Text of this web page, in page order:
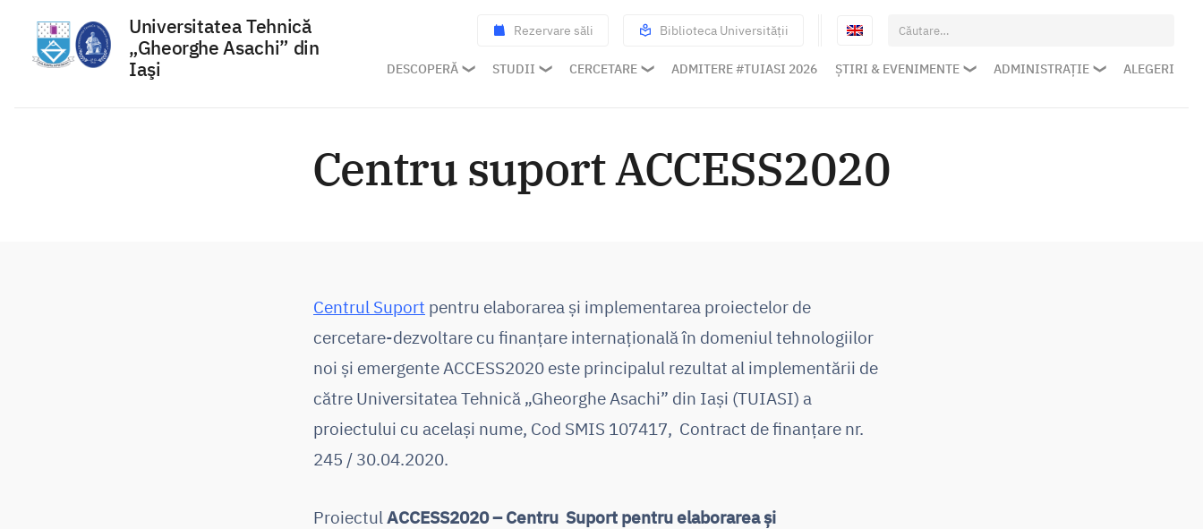
Universitatea Tehnică
„Gheorghe Asachi” din
Iaşi
Rezervare săli Biblioteca Universității
Caută
după:
DESCOPERĂ STUDII CERCETARE ADMITERE #TUIASI 2026 ȘTIRI & EVENIMENTE ADMINISTRAȚIE ALEGERI
Centru suport ACCESS2020
Centrul Suport pentru elaborarea și implementarea proiectelor de
cercetare-dezvoltare cu finanțare internațională în domeniul tehnologiilor
noi și emergente ACCESS2020 este principalul rezultat al implementării de
către Universitatea Tehnică „Gheorghe Asachi” din Iași (TUIASI) a
proiectului cu același nume, Cod SMIS 107417, Contract de finanțare nr.
245 / 30.04.2020.
Proiectul ACCESS2020 –Centru Suport pentru elaborarea și